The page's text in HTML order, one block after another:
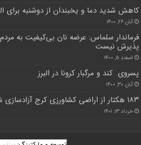
کاهش شدید دما و یخبندان از دوشنبه برای
آبان ۲۶, ۱۴۰۰
فرماندار سلماس: عرضه نان بی‌کیفیت به
پذیرش نیست
اسفند ۵, ۱۴۰۰
پسروی کند و مرگبار کرونا در البرز
آبان ۳۰, ۱۴۰۰
۱۸۳ هکتار از اراضی کشاورزی کرج آزادسازی شد
خرداد ۱۳, ۱۴۰۱